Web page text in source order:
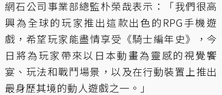
網石公司事業部總監朴榮哉表示：「我們很高
興為全球的玩家推出這款出色的RPG手機遊
戲，希望玩家能盡情享受《騎士編年史》，今
日將為玩家帶來以日本動畫為靈感的視覺饗
宴、玩法和戰鬥場景，以及在行動裝置上推出
最身歷其境的動人遊戲之一。」